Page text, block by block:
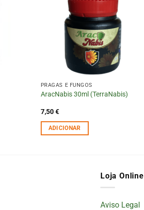
PRAGAS E FUNGOS
AracNabis 30ml (TerraNabis)
7,50€
ADICIONAR
Loja Online
Aviso Legal